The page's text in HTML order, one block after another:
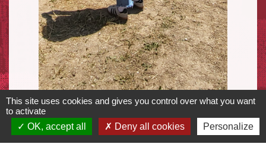
This site uses cookies and gives you control over what you want
to activate
OK, accept all
Deny all cookies Personalize